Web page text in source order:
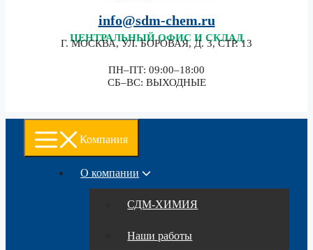
info@sdm-chem.ru
ЦЕНТРАЛЬНЫЙ ОФИС И СКЛАД
Г. МОСКВА, УЛ. БОРОВАЯ, Д. 3, СТР. 13
ПН–ПТ: 09:00–18:00
СБ–ВС: ВЫХОДНЫЕ
Компания
О компании
СДМ-ХИМИЯ
Наши работы